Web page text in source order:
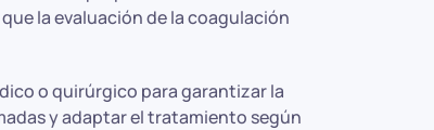
la evaluación de la coagulación
o quirúrgico para garantizar la
y adaptar el tratamiento según